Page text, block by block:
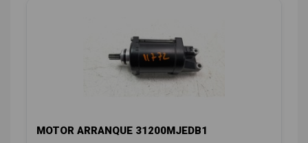
MOTOR ARRANQUE 31200MJEDB1